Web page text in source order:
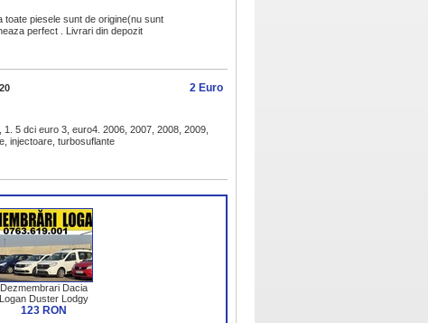
toate piesele sunt de origine(nu sunt
perfect . Livrari din depozit
2 Euro
5 dci euro 3, euro4. 2006, 2007, 2008, 2009,
injectoare, turbosuflante
Dezmembrari Dacia
Logan Duster Lodgy
Dokker Sandero
123 RON